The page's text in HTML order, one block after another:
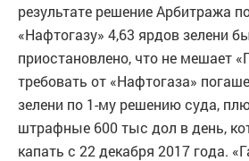
результате решение Арбитража
«Нафтогазу» 4,63 ярдов зелени
приостановлено, что не мешает
требовать от «Нафтогаза»
зелени по 1-му решению суда,
штрафные 600 тыс дол в день,
капать с 22 декабря 2017 года.